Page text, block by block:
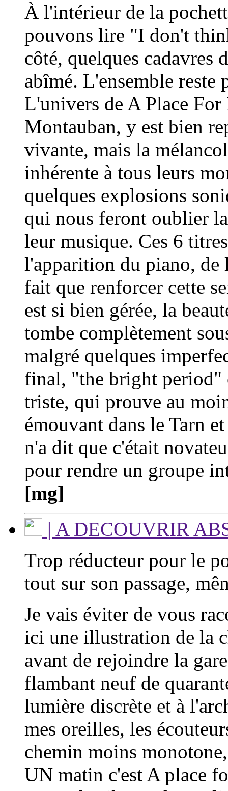
À l'intérieur de la
pouvons lire "I don't
côté, quelques cadavres
abîmé. L'ensemble reste
L'univers de A Place
Montauban, y est bien
vivante, mais la
inhérente à tous leurs
quelques explosions
qui nous feront oublier
leur musique. Ces 6
l'apparition du piano,
fait que renforcer cette
est si bien gérée, la
tombe complètement
malgré quelques
final, "the bright period"
triste, qui prouve au
émouvant dans le Tarn
n'a dit que c'était
pour rendre un groupe
[mg]
| A DECOUVRIR
Trop réducteur pour le
tout sur son passage,
Je vais éviter de vous
ici une illustration de la
avant de rejoindre la
flambant neuf de
lumière discrète et à
mes oreilles, les
chemin moins
UN matin c'est A place